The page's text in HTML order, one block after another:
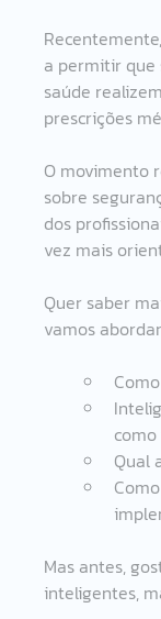
a permitir que
saúde
prescrições
O movimento
sobre
dos
vez mais
Quer saber
vamos
Qual
Mas antes,
inteligentes,